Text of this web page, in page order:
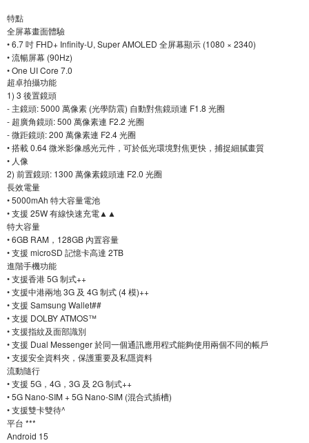
特點
全屏幕畫面體驗
• 6.7 吋 FHD+ Infinity-U, Super AMOLED 全屏幕顯示 (1080 × 2340)
• 流暢屏幕 (90Hz)
• One UI Core 7.0
超卓拍攝功能
1) 3 後置鏡頭
‐ 主鏡頭: 5000 萬像素 (光學防震) 自動對焦鏡頭連 F1.8 光圈
‐ 超廣角鏡頭: 500 萬像素連 F2.2 光圈
‐ 微距鏡頭: 200 萬像素連 F2.4 光圈
• 搭載 0.64 微米影像感光元件，可於低光環境對焦更快，捕捉細膩畫質
• 人像
2) 前置鏡頭: 1300 萬像素鏡頭連 F2.0 光圈
長效電量
• 5000mAh 特大容量電池
• 支援 25W 有線快速充電▲▲
特大容量
• 6GB RAM，128GB 內置容量
• 支援 microSD 記憶卡高達 2TB
進階手機功能
• 支援香港 5G 制式++
• 支援中港兩地 3G 及 4G 制式 (4 模)++
• 支援 Samsung Wallet##
• 支援 DOLBY ATMOS™
• 支援指紋及面部識別
• 支援 Dual Messenger 於同一個通訊應用程式能夠使用兩個不同的帳戶
• 支援安全資料夾，保護重要及私隱資料
流動隨行
• 支援 5G，4G，3G 及 2G 制式++
• 5G Nano-SIM + 5G Nano-SIM (混合式插槽)
• 支援雙卡雙待^
平台 ***
Android 15